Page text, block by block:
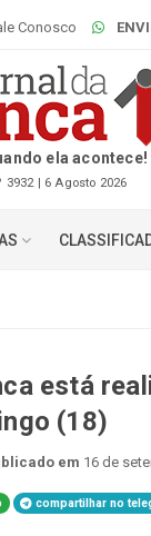
Conosco
ela acontece!
3932 | 6 Agosto 2026
está
(18)
em 16 de
compartilhar no